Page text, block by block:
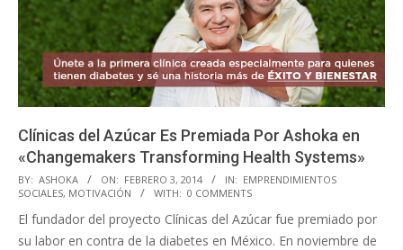
Clínicas del Azúcar Es Premiada Por Ashoka en
«Changemakers Transforming Health Systems»
2014-
02-
03
BY: ASHOKA ON: FEBRERO 3, 2014 IN: EMPRENDIMIENTOS
SOCIALES, MOTIVACIÓN WITH: 0 COMMENTS
El fundador del proyecto Clínicas del Azúcar fue premiado por
su labor en contra de la diabetes en México. En noviembre de